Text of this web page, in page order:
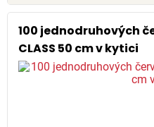
100 jednodruhových
CLASS 50 cm v kytici